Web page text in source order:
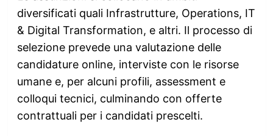
diversificati quali Infrastrutture, Operations, IT
& Digital Transformation, e altri. Il processo di
selezione prevede una valutazione delle
candidature online, interviste con le risorse
umane e, per alcuni profili, assessment e
colloqui tecnici, culminando con offerte
contrattuali per i candidati prescelti.